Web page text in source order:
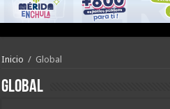
Inicio / Global
Global